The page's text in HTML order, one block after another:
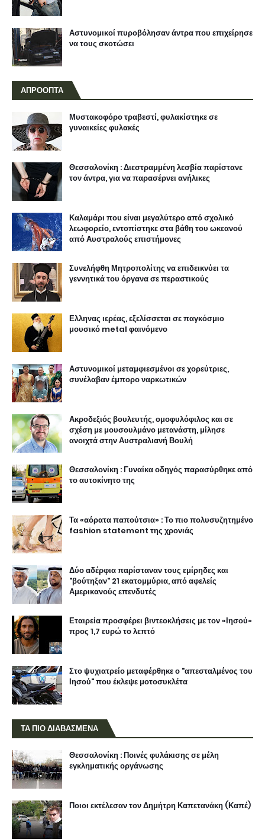
Αστυνομικοί πυροβόλησαν άντρα που επιχείρησε
να τους σκοτώσει
ΑΠΡΟΟΠΤΑ
Μυστακοφόρο τραβεστί, φυλακίστηκε σε
γυναικείες φυλακές
Θεσσαλονίκη : Διεστραμμένη λεσβία παρίστανε
τον άντρα, για να παρασέρνει ανήλικες
Καλαμάρι που είναι μεγαλύτερο από σχολικό
λεωφορείο, εντοπίστηκε στα βάθη του ωκεανού
από Αυστραλούς επιστήμονες
Συνελήφθη Μητροπολίτης να επιδεικνύει τα
γεννητικά του όργανα σε περαστικούς
Ελληνας ιερέας, εξελίσσεται σε παγκόσμιο
μουσικό metal φαινόμενο
Αστυνομικοί μεταμφιεσμένοι σε χορεύτριες,
συνέλαβαν έμπορο ναρκωτικών
Ακροδεξιός βουλευτής, ομοφυλόφιλος και σε
σχέση με μουσουλμάνο μετανάστη, μίλησε
ανοιχτά στην Αυστραλιανή Βουλή
Θεσσαλονίκη : Γυναίκα οδηγός παρασύρθηκε από
το αυτοκίνητο της
Τα «αόρατα παπούτσια» : Το πιο πολυσυζητημένο
fashion statement της χρονιάς
Δύο αδέρφια παρίσταναν τους εμίρηδες και
"βούτηξαν" 21 εκατομμύρια, από αφελείς
Αμερικανούς επενδυτές
Εταιρεία προσφέρει βιντεοκλήσεις με τον «Ιησού»
προς 1,7 ευρώ το λεπτό
Στο ψυχιατρείο μεταφέρθηκε ο "απεσταλμένος του
Ιησού" που έκλεψε μοτοσυκλέτα
ΤΑ ΠΙΟ ΔΙΑΒΑΣΜΕΝΑ
Θεσσαλονίκη : Ποινές φυλάκισης σε μέλη
εγκληματικής οργάνωσης
Ποιοι εκτέλεσαν τον Δημήτρη Καπετανάκη (Καπέ)